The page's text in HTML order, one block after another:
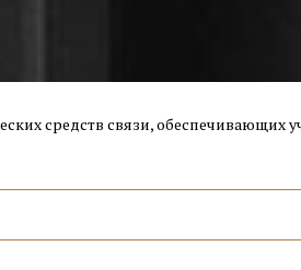
средств связи, обеспечивающих